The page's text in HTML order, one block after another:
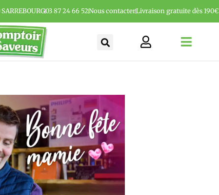
03 87 24 66 52Nous contacterLivraison gratuite dès 190€